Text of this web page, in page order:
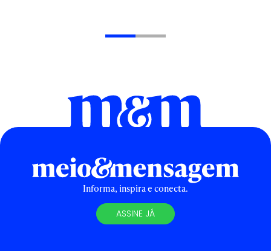
Informa, inspira e conecta.
ASSINE JÁ